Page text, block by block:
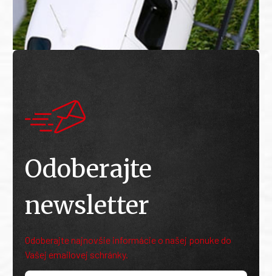
Odoberajte
newsletter
Odoberajte najnovšie informácie o našej ponuke do
Vašej emailovej schránky.